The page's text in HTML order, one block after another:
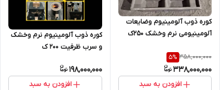
کوره ذوب آلومینیوم وضایعات
آلومینیومی نرم وخشک ۲۵۰ک
358,000,000
5%
338,000,000
افزودن به سبد
کوره ذوب آلومینیوم نرم وخشک
و سرب ظرفیت ۲۰۰ ک
198,000,000
افزودن به سبد